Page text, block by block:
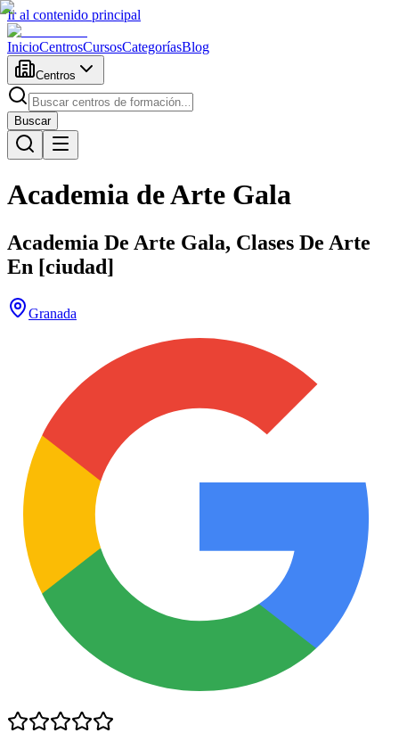
Ir al contenido principal
InicioCentrosCursosCategoríasBlog
Centros
Buscar
Academia de Arte Gala
Academia De Arte Gala, Clases De Arte
En [ciudad]
Granada